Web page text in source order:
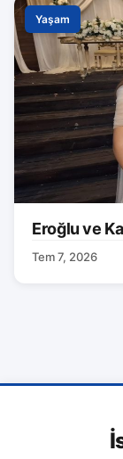
Yaşam
Eroğlu ve
Tem 7, 2026